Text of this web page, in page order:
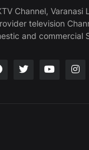
Channel, Varanasi
television
and commercial